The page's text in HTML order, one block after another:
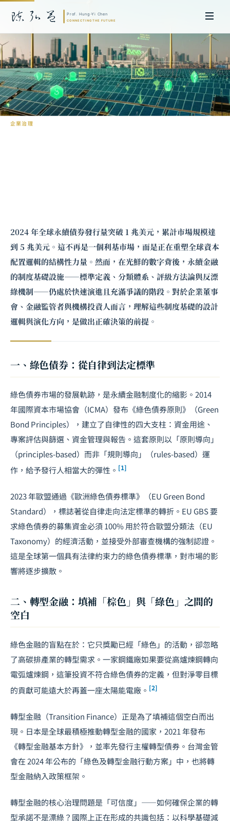
企業治理
2024 年全球永續債券發行量突破 1 兆美元，累計市場規模達
到 5 兆美元。這不再是一個利基市場，而是正在重塑全球資本
配置邏輯的結構性力量。然而，在光鮮的數字背後，永續金融
的制度基礎設施——標準定義、分類體系、評級方法論與反漂
綠機制——仍處於快速演進且充滿爭議的階段。對於企業董事
會、金融監管者與機構投資人而言，理解這些制度基礎的設計
邏輯與演化方向，是做出正確決策的前提。
一、綠色債券：從自律到法定標準
綠色債券市場的發展軌跡，是永續金融制度化的縮影。2014
年國際資本市場協會（ICMA）發布《綠色債券原則》（Green
Bond Principles），建立了自律性的四大支柱：資金用途、
專案評估與篩選、資金管理與報告。這套原則以「原則導向」
（principles-based）而非「規則導向」（rules-based）運
作，給予發行人相當大的彈性。 [1]
2023 年歐盟通過《歐洲綠色債券標準》（EU Green Bond
Standard），標誌著從自律走向法定標準的轉折。EU GBS 要
求綠色債券的募集資金必須 100% 用於符合歐盟分類法（EU
Taxonomy）的經濟活動，並接受外部審查機構的強制認證。
這是全球第一個具有法律約束力的綠色債券標準，對市場的影
響將逐步擴散。
二、轉型金融：填補「棕色」與「綠色」之間的
空白
綠色金融的盲點在於：它只獎勵已經「綠色」的活動，卻忽略
了高碳排產業的轉型需求。一家鋼鐵廠如果要從高爐煉鋼轉向
電弧爐煉鋼，這筆投資不符合綠色債券的定義，但對淨零目標
的貢獻可能遠大於再蓋一座太陽能電廠。 [2]
轉型金融（Transition Finance）正是為了填補這個空白而出
現。日本是全球最積極推動轉型金融的國家，2021 年發布
《轉型金融基本方針》，並率先發行主權轉型債券。台灣金管
會在 2024 年公布的「綠色及轉型金融行動方案」中，也將轉
型金融納入政策框架。
轉型金融的核心治理問題是「可信度」——如何確保企業的轉
型承諾不是漂綠？國際上正在形成的共識包括：以科學基礎減